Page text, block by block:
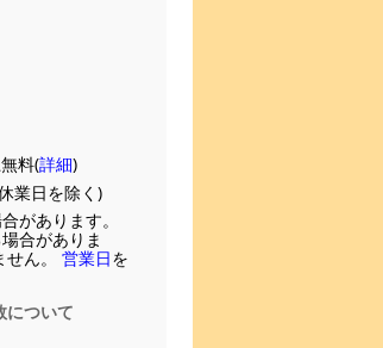
料(詳細)
業日を除く)
があります。
合がありま
ん。 営業日を
について